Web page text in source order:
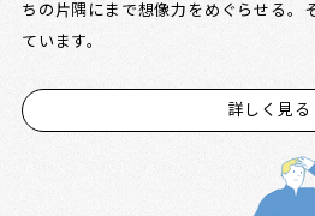
ちの片隅にまで想像力をめぐらせる。
ています。
詳しく見る